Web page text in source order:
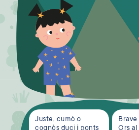
Juste, cumò o
cognòs ducj i ponts
Ors al